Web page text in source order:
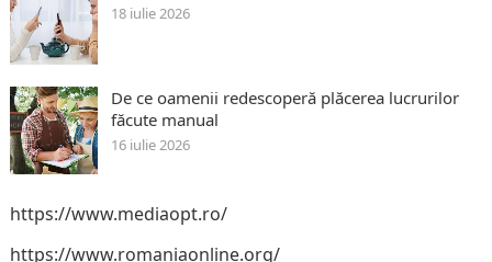
18 iulie 2026
De ce oamenii redescoperă plăcerea lucrurilor
făcute manual
16 iulie 2026
https://www.mediaopt.ro/
https://www.romaniaonline.org/